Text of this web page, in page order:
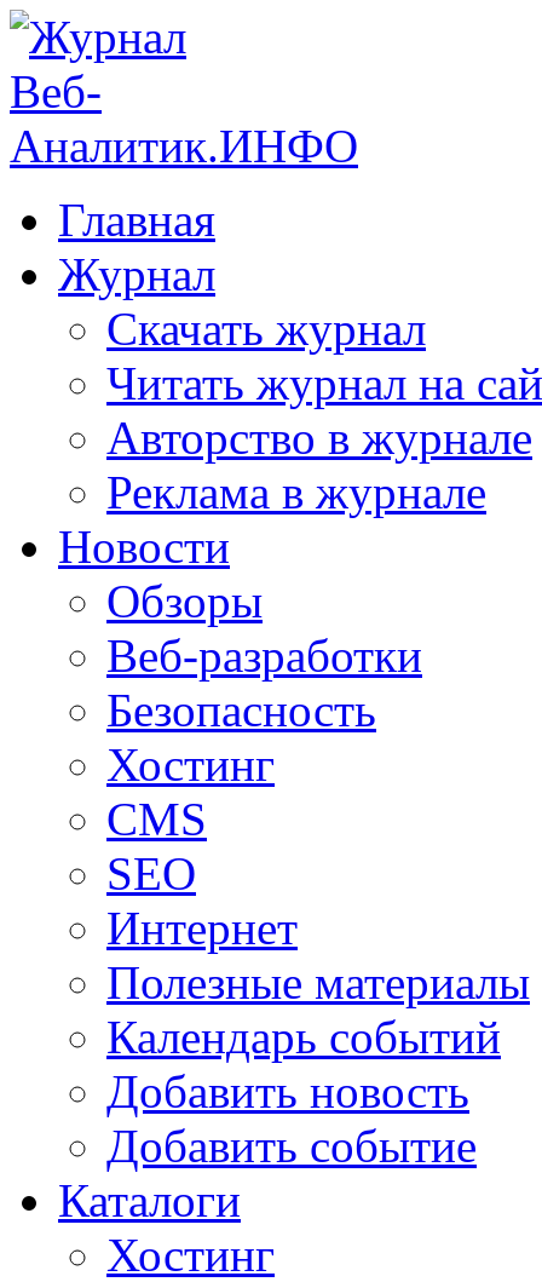
Главная
Журнал
Скачать журнал
Читать журнал на
Авторство в журнале
Реклама в журнале
Новости
Обзоры
Веб-разработки
Безопасность
Хостинг
CMS
SEO
Интернет
Полезные материалы
Календарь событий
Добавить новость
Добавить событие
Каталоги
Хостинг